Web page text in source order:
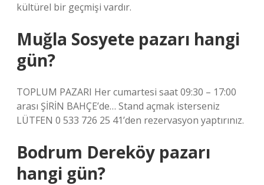
kültürel bir geçmişi vardır.
Muğla Sosyete pazarı hangi
gün?
TOPLUM PAZARI Her cumartesi saat 09:30 – 17:00
arası ŞİRİN BAHÇE’de… Stand açmak isterseniz
LÜTFEN 0 533 726 25 41’den rezervasyon yaptırınız.
Bodrum Dereköy pazarı
hangi gün?